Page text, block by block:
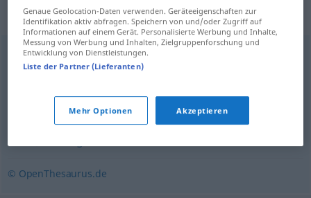
Synonyme für "mehrheitlich"
hauptsächlich,überwiegend
größtenteils überwiegend , vornehmlich
© OpenThesaurus.de
Genaue Geolocation-Daten verwenden. Geräteeigenschaften zur
Identifikation aktiv abfragen. Speichern von und/oder Zugriff auf
Informationen auf einem Gerät. Personalisierte Werbung und Inhalte,
Messung von Werbung und Inhalten, Zielgruppenforschung und
Entwicklung von Dienstleistungen.
Liste der Partner (Lieferanten)
Mehr Optionen Akzeptieren